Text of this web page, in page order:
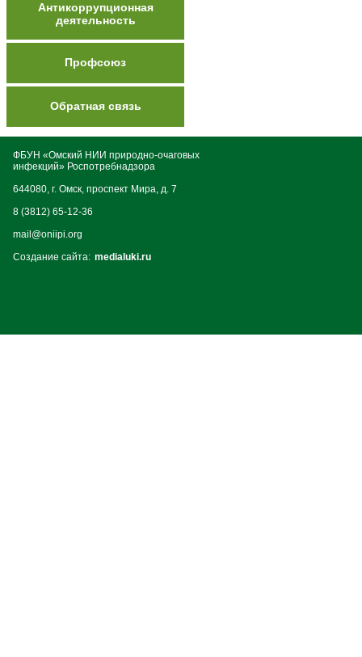
Антикоррупционная
деятельность
Профсоюз
Обратная связь
ФБУН «Омский НИИ природно-очаговых
инфекций» Роспотребнадзора
644080, г. Омск, проспект Мира, д. 7
8 (3812) 65-12-36
mail@oniipi.org
Создание сайта: medialuki.ru